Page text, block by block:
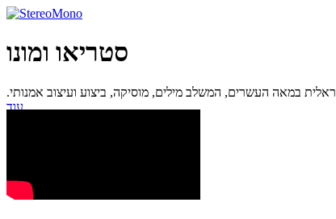
סטריאו ומונו
במאה העשרים, המשלב מילים, מוסיקה, ביצוע ועיצוב אמנותי.
עוד...